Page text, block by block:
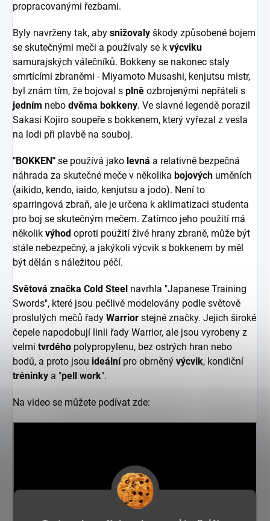
propracovanými řezbami.
Byly navrženy tak, aby snižovaly škody způsobené bojem
se skutečnými meči a používaly se k výcviku
samurajských válečníků. Bokkeny se nakonec staly
smrtícími zbraněmi - Miyamoto Musashi, kenjutsu mistr,
byl znám tím, že bojoval s plně ozbrojenými nepřáteli s
jedním nebo dvěma bokkeny. Ve slavné legendě porazil
Sakasi Kojiro soupeře s bokkenem, který vyřezal z vesla
na lodi při plavbě na souboj.
"BOKKEN" se používá jako levná a relativně bezpečná
náhrada za skutečné meče v několika bojových uměních
(aikido, kendo, iaido, kenjutsu a jodo). Není to
sparringová zbraň, ale je určena k aklimatizaci studenta
pro boj se skutečným mečem. Zatímco jeho použití má
několik výhod oproti použití živé hrany zbraně, může být
stále nebezpečný, a jakýkoli výcvik s bokkenem by měl
být dělán s náležitou péčí.
Světová značka Cold Steel navrhla "Japanese Training
Swords", které jsou pečlivě modelovány podle světově
proslulých mečů řady Warrior stejné značky. Jejich široké
čepele napodobují linii řady Warrior, ale jsou vyrobeny z
velmi tvrdého polypropylenu, bez ostrých hran nebo
bodů, a proto jsou ideálnípro obrněný výcvik, kondiční
tréninky a "pell work".
Na video se můžete podívat zde: